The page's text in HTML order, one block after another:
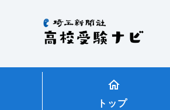
トップ